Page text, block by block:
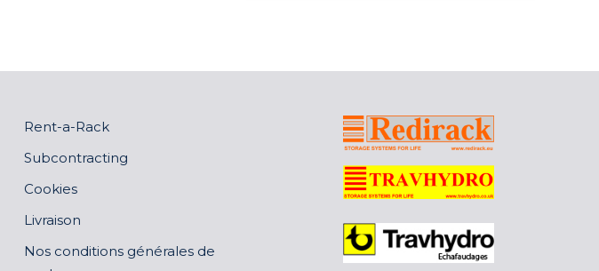
Rent-a-Rack
Subcontracting
Cookies
Livraison
Nos conditions générales de